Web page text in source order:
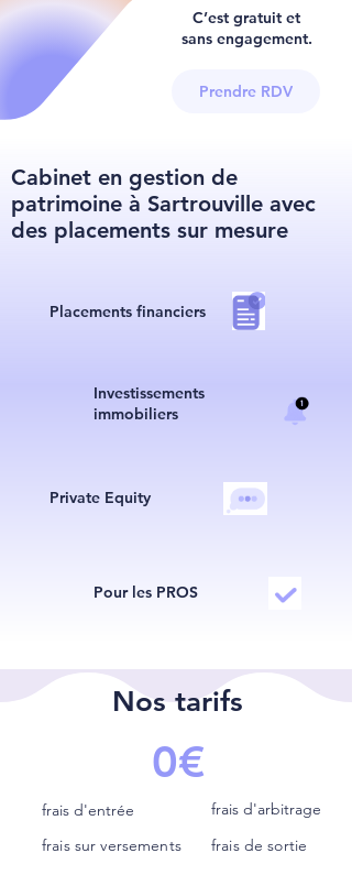
C’est gratuit et
sans engagement.
Prendre RDV
Cabinet en gestion de
patrimoine à Sartrouville avec
des placements sur mesure
Placements financiers
Investissements
immobiliers
Private Equity
Pour les PROS
Nos tarifs
0€
frais d'entrée
frais sur versements
frais d'arbitrage
frais de sortie